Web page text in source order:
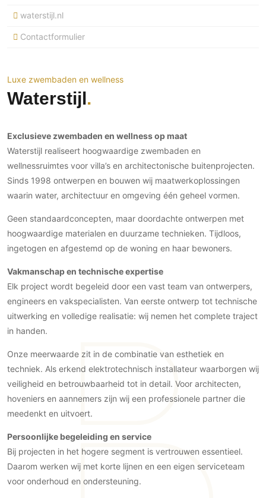
Woondecoratie
Inrichting
Meubels
Interieurbouw
Trappen
Keukenapparatuur
Keukenaccessoires
Keukenkranen
Ramen en deuren
Aluminium deuren
Stalen deuren
Systeemwanden
Meubelbeslag
Buitendeuren
Deursystemen
Vouwwanden
Garagedeuren
Zonwering
Buitenshutters
Overig
3D visualisaties
Gevel
Gevelbekleding
Gevelstenen
Houten gevelbekleding
Stucwerk
Tuinmeubelen
Hekwerken en poorten
Zwemmen
Tuin wellness
Vloer
Buitenvloeren
Natuursteen en keramiek
buitenvloeren
Vlonders
Zonwering
Zonwering buiten
Kinderkamer
Toilet
Wellness
Wijnkelder
Woonkamer
Buitenkijken
Bijgebouw / Poolhouse
Tuin
Villa
Zakelijk
Horeca
Kantoor
waterstijl.nl
Contactformulier
Luxe zwembaden en wellness
Waterstijl
Exclusieve zwembaden en wellness op maat
Waterstijl realiseert hoogwaardige zwembaden en
wellnessruimtes voor villa’s en architectonische buitenprojecten.
Sinds 1998 ontwerpen en bouwen wij maatwerkoplossingen
waarin water, architectuur en omgeving één geheel vormen.
Geen standaardconcepten, maar doordachte ontwerpen met
hoogwaardige materialen en duurzame technieken. Tijdloos,
ingetogen en afgestemd op de woning en haar bewoners.
Vakmanschap en technische expertise
Elk project wordt begeleid door een vast team van ontwerpers,
engineers en vakspecialisten. Van eerste ontwerp tot technische
uitwerking en volledige realisatie: wij nemen het complete traject
in handen.
Onze meerwaarde zit in de combinatie van esthetiek en
techniek. Als erkend elektrotechnisch installateur waarborgen wij
veiligheid en betrouwbaarheid tot in detail. Voor architecten,
hoveniers en aannemers zijn wij een professionele partner die
meedenkt en uitvoert.
Persoonlijke begeleiding en service
Bij projecten in het hogere segment is vertrouwen essentieel.
Daarom werken wij met korte lijnen en een eigen serviceteam
voor onderhoud en ondersteuning.